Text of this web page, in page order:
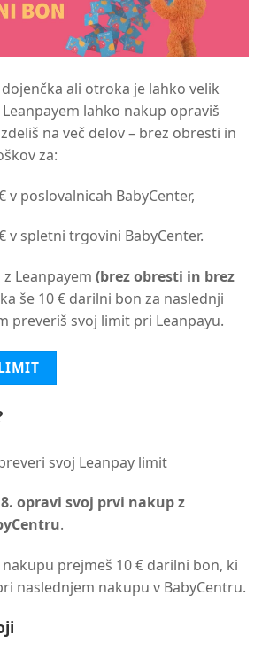
ali otroka je lahko velik
lahko nakup opraviš
na več delov – brez obresti in
za:
v poslovalnicah BabyCenter,
v spletni trgovini BabyCenter.
Leanpayem (brez obresti in brez
še 10 € darilni bon za naslednji
preveriš svoj limit pri Leanpayu.
svoj Leanpay limit
8. opravi svoj prvi nakup z
.
prejmeš 10 € darilni bon, ki
naslednjem nakupu v BabyCentru.